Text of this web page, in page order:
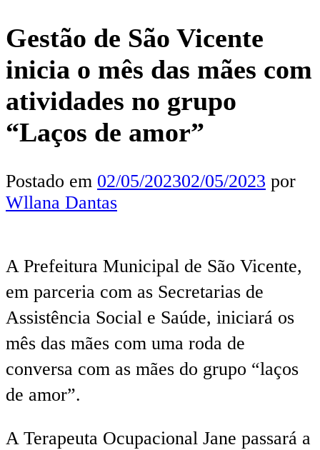
Gestão de São Vicente
inicia o mês das mães com
atividades no grupo
“Laços de amor”
Postado em 02/05/202302/05/2023 por
Wllana Dantas
A Prefeitura Municipal de São Vicente,
em parceria com as Secretarias de
Assistência Social e Saúde, iniciará os
mês das mães com uma roda de
conversa com as mães do grupo “laços
de amor”.
A Terapeuta Ocupacional Jane passará a